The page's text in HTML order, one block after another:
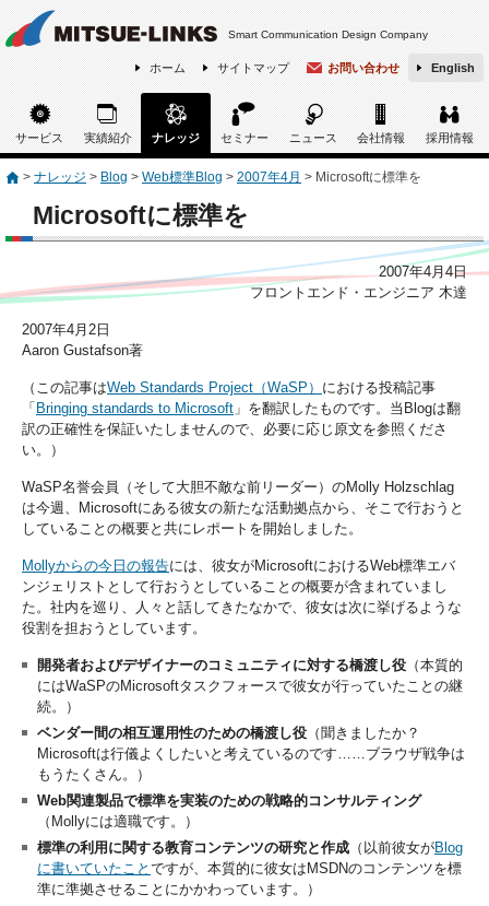
Smart Communication Design Company
ホーム サイトマップ お問い合わせ English
サービス 実績紹介 ナレッジ セミナー ニュース 会社情報 採用情報
> ナレッジ > Blog > Web標準Blog > 2007年4月 > Microsoftに標準を
Microsoftに標準を
2007年4月4日
フロントエンド・エンジニア 木達
2007年4月2日
Aaron Gustafson著
（この記事はWeb Standards Project（WaSP） における投稿記事
「 Bringing standards to Microsoft 」を翻訳したものです。当Blogは翻
訳の正確性を保証いたしませんので、必要に応じ原文を参照くださ
い。）
WaSP名誉会員（そして大胆不敵な前リーダー）のMolly Holzschlag
は今週、Microsoftにある彼女の新たな活動拠点から、そこで行おうと
していることの概要と共にレポートを開始しました。
Mollyからの今日の報告には、彼女がMicrosoftにおけるWeb標準エバ
ンジェリストとして行おうとしていることの概要が含まれていまし
た。社内を巡り、人々と話してきたなかで、彼女は次に挙げるような
役割を担おうとしています。
開発者およびデザイナーのコミュニティに対する橋渡し役 （本質的
にはWaSPのMicrosoftタスクフォースで彼女が行っていたことの継
続。）
ベンダー間の相互運用性のための橋渡し役 （聞きましたか？
Microsoftは行儀よくしたいと考えているのです……ブラウザ戦争は
もうたくさん。）
Web関連製品で標準を実装のための戦略的コンサルティング
（Mollyには適職です。）
標準の利用に関する教育コンテンツの研究と作成 （以前彼女がBlog
に書いていたこと ですが、本質的に彼女はMSDNのコンテンツを標
準に準拠させることにかかわっています。）